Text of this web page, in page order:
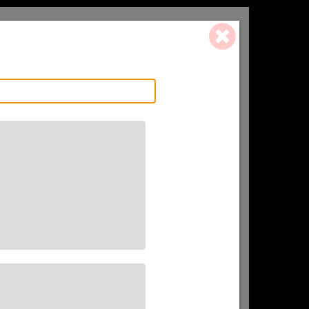
0 ART. - 0,00 €
CADEAU(X)